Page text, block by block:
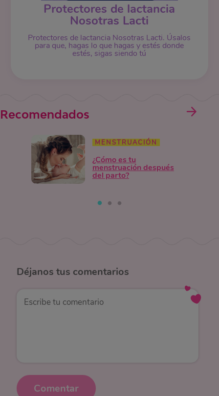
Protectores de lactancia
Nosotras Lacti
Protectores de lactancia Nosotras Lacti. Úsalos
para que, hagas lo que hagas y estés donde
estés, sigas siendo tú
Recomendados
MENSTRUACIÓN
¿Cómo es tu
menstruación después
del parto?
Déjanos tus comentarios
Comentar